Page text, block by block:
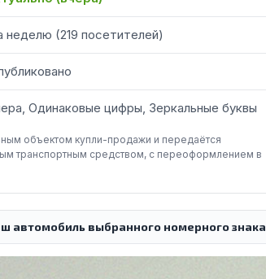
неделю (219 посетителей)
Одинаковые цифры, Зеркальные буквы
объектом купли-продажи и передаётся
транспортным средством, с переоформлением в
автомобиль выбранного номерного знака